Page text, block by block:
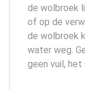
de wolbroek
of op de
de wolbroek
water weg.
geen vuil,